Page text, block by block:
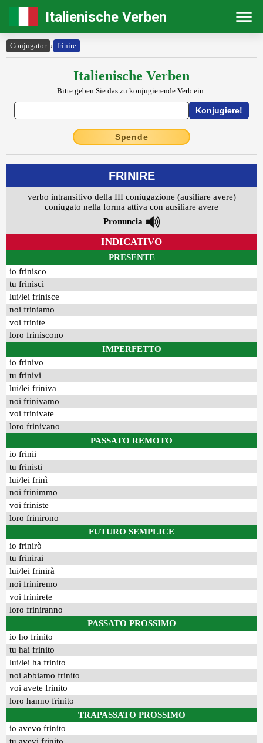
Italienische Verben
Conjugator › frinire
Italienische Verben
Bitte geben Sie das zu konjugierende Verb ein:
Spende
FRINIRE
verbo intransitivo della III coniugazione (ausiliare avere)
coniugato nella forma attiva con ausiliare avere
Pronuncia
INDICATIVO
PRESENTE
io frinisco
tu frinisci
lui/lei frinisce
noi friniamo
voi frinite
loro friniscono
IMPERFETTO
io frinivo
tu frinivi
lui/lei friniva
noi frinivamo
voi frinivate
loro frinivano
PASSATO REMOTO
io frinii
tu frinisti
lui/lei frinì
noi frinimmo
voi friniste
loro frinirono
FUTURO SEMPLICE
io frinirò
tu frinirai
lui/lei frinirà
noi friniremo
voi frinirete
loro friniranno
PASSATO PROSSIMO
io ho frinito
tu hai frinito
lui/lei ha frinito
noi abbiamo frinito
voi avete frinito
loro hanno frinito
TRAPASSATO PROSSIMO
io avevo frinito
tu avevi frinito